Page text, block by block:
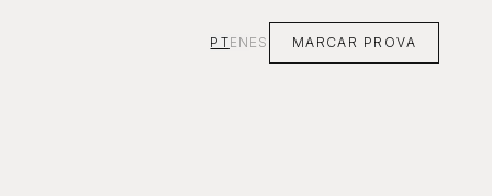
PTEN ES MARCAR PROVA